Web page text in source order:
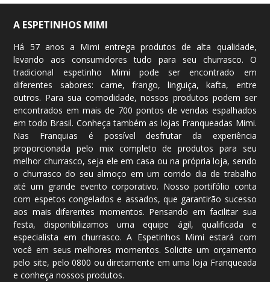
A ESPETINHOS MIMI
Há 57 anos a Mimi entrega produtos de alta qualidade,
levando aos consumidores tudo para seu churrasco. O
tradicional espetinho Mimi pode ser encontrado em
diferentes sabores: carne, frango, linguiça, kafta, entre
outros. Para sua comodidade, nossos produtos podem ser
encontrados em mais de 700 pontos de vendas espalhados
em todo Brasil. Conheça também as lojas Franqueadas Mimi.
Nas Franquias é possível desfrutar da experiência
proporcionada pelo mix completo de produtos para seu
melhor churrasco, seja ele em casa ou na própria loja, sendo
o churrasco do seu almoço em um corrido dia de trabalho
até um grande evento corporativo. Nosso portifólio conta
com espetos congelados e assados, que garantirão sucesso
aos mais diferentes momentos. Pensando em facilitar sua
festa, disponibilizamos uma equipe ágil, qualificada e
especialista em churrasco. A Espetinhos Mimi estará com
você em seus melhores momentos. Solicite um orçamento
pelo site, pelo0800 ou diretamente em uma loja Franqueada
e conheça nossos produtos.